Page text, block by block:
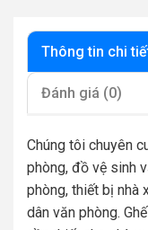
Thông tin chi
Đánh giá (0)
Chúng tôi chuyên
phòng, đồ vệ sinh
phòng, thiết bị nhà
dân văn phòng.